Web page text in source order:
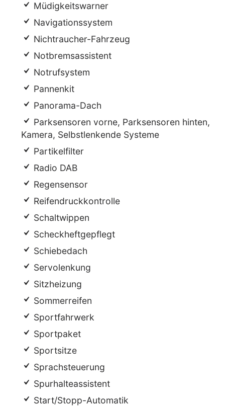
Müdigkeitswarner
Navigationssystem
Nichtraucher-Fahrzeug
Notbremsassistent
Notrufsystem
Pannenkit
Panorama-Dach
Parksensoren vorne, Parksensoren hinten,
Kamera, Selbstlenkende Systeme
Partikelfilter
Radio DAB
Regensensor
Reifendruckkontrolle
Schaltwippen
Scheckheftgepflegt
Schiebedach
Servolenkung
Sitzheizung
Sommerreifen
Sportfahrwerk
Sportpaket
Sportsitze
Sprachsteuerung
Spurhalteassistent
Start/Stopp-Automatik